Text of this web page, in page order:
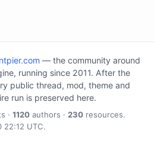
— the community around
running since 2011. After the
public thread, mod, theme and
run is preserved here.
· 1120 authors · 230 resources.
22:12 UTC.